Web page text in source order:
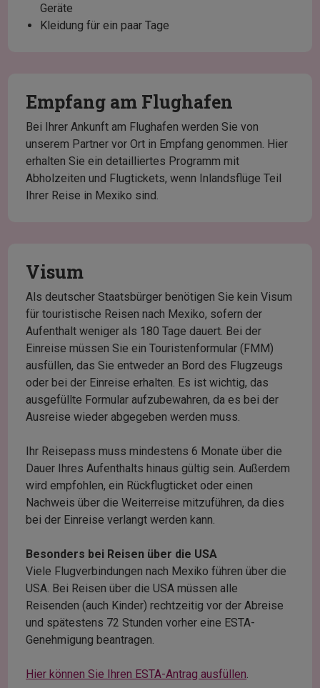
Geräte
Kleidung für ein paar Tage
Empfang am Flughafen
Bei Ihrer Ankunft am Flughafen werden Sie von
unserem Partner vor Ort in Empfang genommen. Hier
erhalten Sie ein detailliertes Programm mit
Abholzeiten und Flugtickets, wenn Inlandsflüge Teil
Ihrer Reise in Mexiko sind.
Visum
Als deutscher Staatsbürger benötigen Sie kein Visum
für touristische Reisen nach Mexiko, sofern der
Aufenthalt weniger als 180 Tage dauert. Bei der
Einreise müssen Sie ein Touristenformular (FMM)
ausfüllen, das Sie entweder an Bord des Flugzeugs
oder bei der Einreise erhalten. Es ist wichtig, das
ausgefüllte Formular aufzubewahren, da es bei der
Ausreise wieder abgegeben werden muss.
Ihr Reisepass muss mindestens 6 Monate über die
Dauer Ihres Aufenthalts hinaus gültig sein. Außerdem
wird empfohlen, ein Rückflugticket oder einen
Nachweis über die Weiterreise mitzuführen, da dies
bei der Einreise verlangt werden kann.
Besonders bei Reisen über die USA
Viele Flugverbindungen nach Mexiko führen über die
USA. Bei Reisen über die USA müssen alle
Reisenden (auch Kinder) rechtzeitig vor der Abreise
und spätestens 72 Stunden vorher eine ESTA-
Genehmigung beantragen.
Hier können Sie Ihren ESTA-Antrag ausfüllen